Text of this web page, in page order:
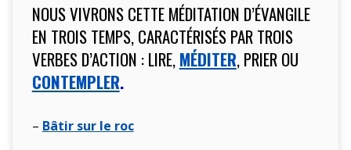
NOUS VIVRONS CETTE MÉDITATION D’ÉVANGILE
EN TROIS TEMPS, CARACTÉRISÉS PAR TROIS
VERBES D’ACTION : LIRE,MÉDITER, PRIER OU
CONTEMPLER.
– Bâtir sur le roc